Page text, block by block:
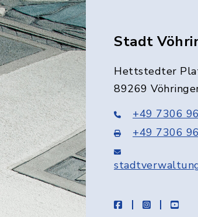
Stadt
Hettstedter
89269
+49 7306
+49 7306
facebookinstagram